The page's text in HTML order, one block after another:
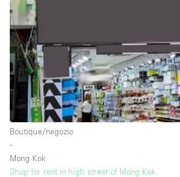
Concierge
Cucina
Elettricità
Esposizione di Automobili
Illuminazione
Boutique/negozio
∙
Mong Kok
Shop for rent in high street of Mong Kok